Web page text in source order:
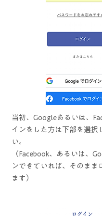
当初、Googleあるいは、
インをした方は下部を選択
い。
（Facebook、あるいは、
ンできていれば、そのまま
ます）